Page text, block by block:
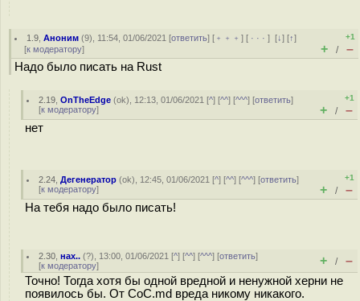
1.9 ,Аноним (9), 11:54, 01/06/2021 [ответить] [ ﹢﹢﹢] [ · · ·][↓] [↑]
[к модератору]
+1
+ / –
Надо было писать на Rust
2.19 ,OnTheEdge (ok), 12:13, 01/06/2021 [^] [^^] [^^^] [ответить]
[к модератору]
+1
+ / –
нет
2.24 ,Дегенератор (ok), 12:45, 01/06/2021 [^] [^^] [^^^] [ответить]
[к модератору]
+1
+ / –
На тебя надо было писать!
2.30 ,нах.. (?), 13:00, 01/06/2021 [^] [^^] [^^^] [ответить]
[к модератору] + / –
Точно! Тогда хотя бы одной вредной и ненужной херни не
появилось бы. От CoC.md вреда никому никакого.